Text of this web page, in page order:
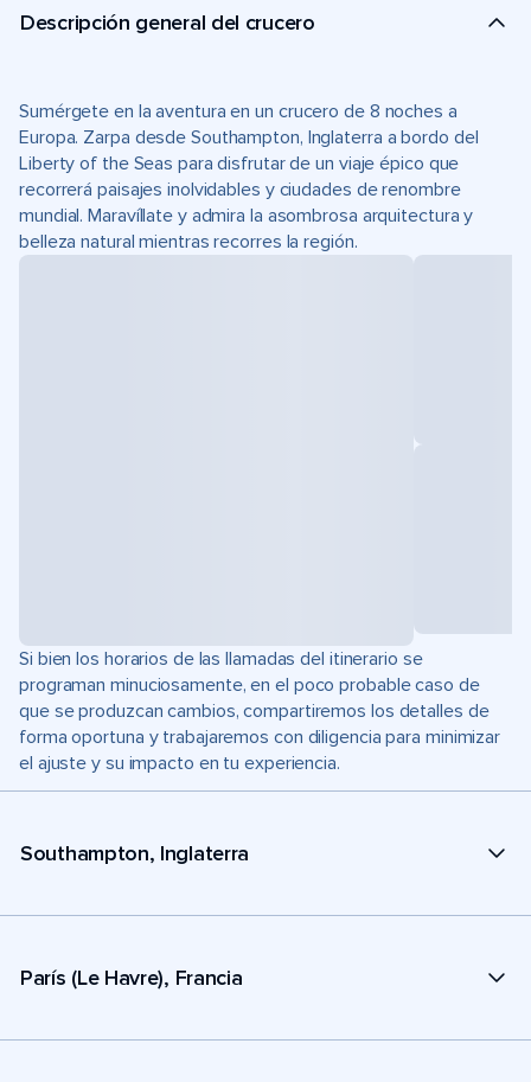
Descripción general del crucero
Sumérgete en la aventura en un crucero de 8 noches a
Europa. Zarpa desde Southampton, Inglaterra a bordo del
Liberty of the Seas para disfrutar de un viaje épico que
recorrerá paisajes inolvidables y ciudades de renombre
mundial. Maravíllate y admira la asombrosa arquitectura y
belleza natural mientras recorres la región.
Si bien los horarios de las llamadas del itinerario se
programan minuciosamente, en el poco probable caso de
que se produzcan cambios, compartiremos los detalles de
forma oportuna y trabajaremos con diligencia para minimizar
el ajuste y su impacto en tu experiencia.
Southampton, Inglaterra
París (Le Havre), Francia